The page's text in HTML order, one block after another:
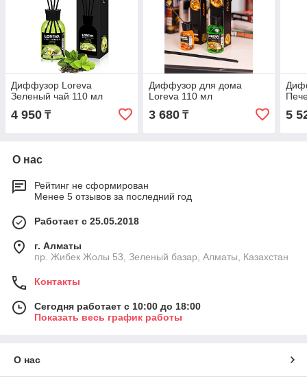
Диффузор Loreva
Зеленый чай 110 мл
4 950 ₸
Диффузор для дома
Loreva 110 мл
3 680₸ 5
О нас
Рейтинг не сформирован
Менее 5 отзывов за последний год
Работает с 25.05.2018
г. Алматы
пр. Жибек Жолы 53, Зеленый базар, Алматы, Казахстан
Контакты
Сегодня работает с 10:00 до 18:00
Показать весь график работы
О нас